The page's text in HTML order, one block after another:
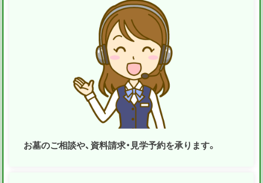
お墓のご相談や、資料請求・見学予約を承ります。